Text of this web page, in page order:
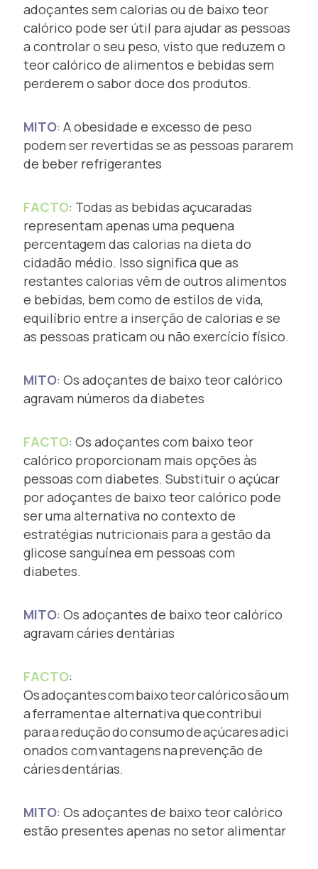
adoçantes sem calorias ou de baixo teor
calórico pode ser útil para ajudar as pessoas
a controlar o seu peso, visto que reduzem o
teor calórico de alimentos e bebidas sem
perderem o sabor doce dos produtos.
MITO: A obesidade e excesso de peso
podem ser revertidas se as pessoas pararem
de beber refrigerantes
FACTO: Todas as bebidas açucaradas
representam apenas uma pequena
percentagem das calorias na dieta do
cidadão médio. Isso significa que as
restantes calorias vêm de outros alimentos
e bebidas, bem como de estilos de vida,
equilíbrio entre a inserção de calorias e se
as pessoas praticam ou não exercício físico.
MITO: Os adoçantes de baixo teor calórico
agravam números da diabetes
FACTO: Os adoçantes com baixo teor
calórico proporcionam mais opções às
pessoas com diabetes. Substituir o açúcar
por adoçantes de baixo teor calórico pode
ser uma alternativa no contexto de
estratégias nutricionais para a gestão da
glicose sanguínea em pessoas com
diabetes.
MITO: Os adoçantes de baixo teor calórico
agravam cáries dentárias
FACTO:
Os adoçantes com baixo teor calórico são um
a ferramenta e alternativa que contribui
para a redução do consumo de açúcares adici
onados com vantagens na prevenção de
cáries dentárias.
MITO: Os adoçantes de baixo teor calórico
estão presentes apenas no setor alimentar